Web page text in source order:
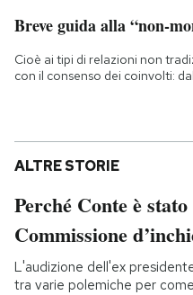
Breve guida alla “non-
Cioè ai tipi di relazioni non
con il consenso dei coinvolti:
ALTRE STORIE
Perché Conte è
Commissione
L'audizione dell'ex
tra varie polemiche per